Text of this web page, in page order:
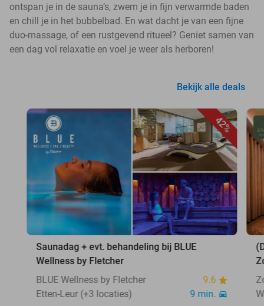
ontspan je in de sauna’s, zwem je in fijn verwarmde baden
en chill je in het bubbelbad. En wat dacht je van een fijne
duo-massage, of een rustgevend ritueel? Geniet samen van
een dag vol relaxatie en voel je weer als herboren!
Bekijk alle deals
42%
Saunadag + evt. behandeling bij BLUE
Wellness by Fletcher
BLUE Wellness by Fletcher
9.6
Etten-Leur (+3 locaties)
9 min.